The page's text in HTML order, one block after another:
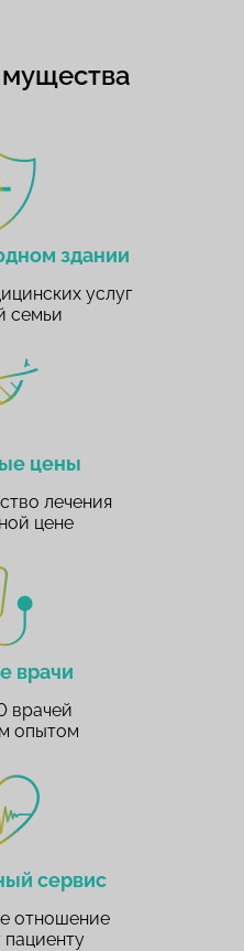
здании
услуг
семьи
цены
лечения
цене
врачи
врачей
опытом
сервис
отношение